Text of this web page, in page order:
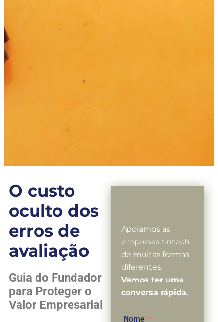
O custo
oculto dos
erros de
avaliação
Guia do Fundador
para Proteger o
Valor Empresarial
Apoiamos as
empresas fintech
de muitas formas
diferentes.
Vamos ter uma
conversa rápida.
Nome